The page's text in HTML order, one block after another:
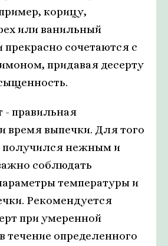
корицу,
или ванильный
прекрасно сочетаются с
придавая десерту
- правильная
время выпечки. Для того
получился нежным и
соблюдать
температуры и
Рекомендуется
при умеренной
течение определенного